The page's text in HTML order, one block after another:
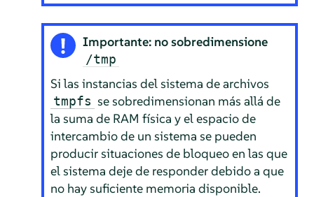
Importante: no sobredimensione
/tmp
Si las instancias del sistema de archivos
tmpfs se sobredimensionan más allá de
la suma de RAM física y el espacio de
intercambio de un sistema se pueden
producir situaciones de bloqueo en las que
el sistema deje de responder debido a que
no hay suficiente memoria disponible.